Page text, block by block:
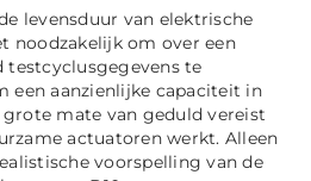
levensduur van elektrische
noodzakelijk om over een
testcyclusgegevens te
een aanzienlijke capaciteit in
mate van geduld vereist
actuatoren werkt. Alleen
voorspelling van de